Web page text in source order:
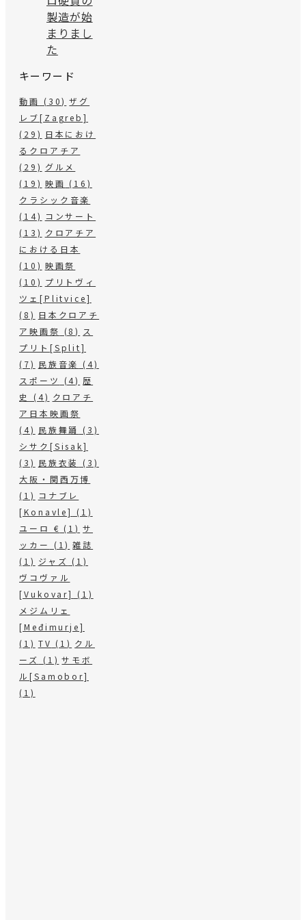
製造が始
まりまし
た
キーワード
動画 (30) ザグ
レブ[Zagreb]
(29) 日本におけ
るクロアチア
(29) グルメ
(19) 映画 (16)
クラシック音楽
(14) コンサート
(13) クロアチア
における日本
(10) 映画祭
(10) プリトヴィ
ツェ[Plitvice]
(8) 日本クロアチ
ア映画祭 (8) ス
プリト[Split]
(7) 民族音楽 (4)
スポーツ
(4) 歴
史
(4) クロアチ
ア日本映画祭
(4) 民族舞踊
(3)
シサク[Sisak]
(3) 民族衣装
(3)
大阪・関西万博
(1) コナブレ
[Konavle]
(1)
ユーロ € (1) サ
ッカー
(1) 雑誌
(1) ジャズ (1)
ヴコヴァル
[Vukovar]
(1)
メジムリェ
[Međimurje]
(1) TV (1) クル
ーズ (1) サモボ
ル[Samobor]
(1)